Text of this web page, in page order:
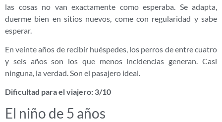
las cosas no van exactamente como esperaba. Se adapta,
duerme bien en sitios nuevos, come con regularidad y sabe
esperar.
En veinte años de recibir huéspedes, los perros de entre cuatro
y seis años son los que menos incidencias generan. Casi
ninguna, la verdad. Son el pasajero ideal.
Dificultad para el viajero: 3/10
El niño de 5 años